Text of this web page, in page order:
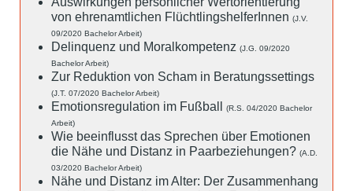
von ehrenamtlichen FlüchtlingshelferInnen (J.V.
09/2020 Bachelor Arbeit)
Delinquenz und Moralkompetenz (J.G. 09/2020
Bachelor Arbeit)
Zur Reduktion von Scham in Beratungssettings
(J.T. 07/2020 Bachelor Arbeit)
Emotionsregulation im Fußball
(R.S. 04/2020 Bachelor
Arbeit)
Wie beeinflusst das Sprechen über Emotionen
die Nähe und Distanz in Paarbeziehungen? (A.D.
03/2020 Bachelor Arbeit)
Nähe und Distanz im Alter: Der Zusammenhang